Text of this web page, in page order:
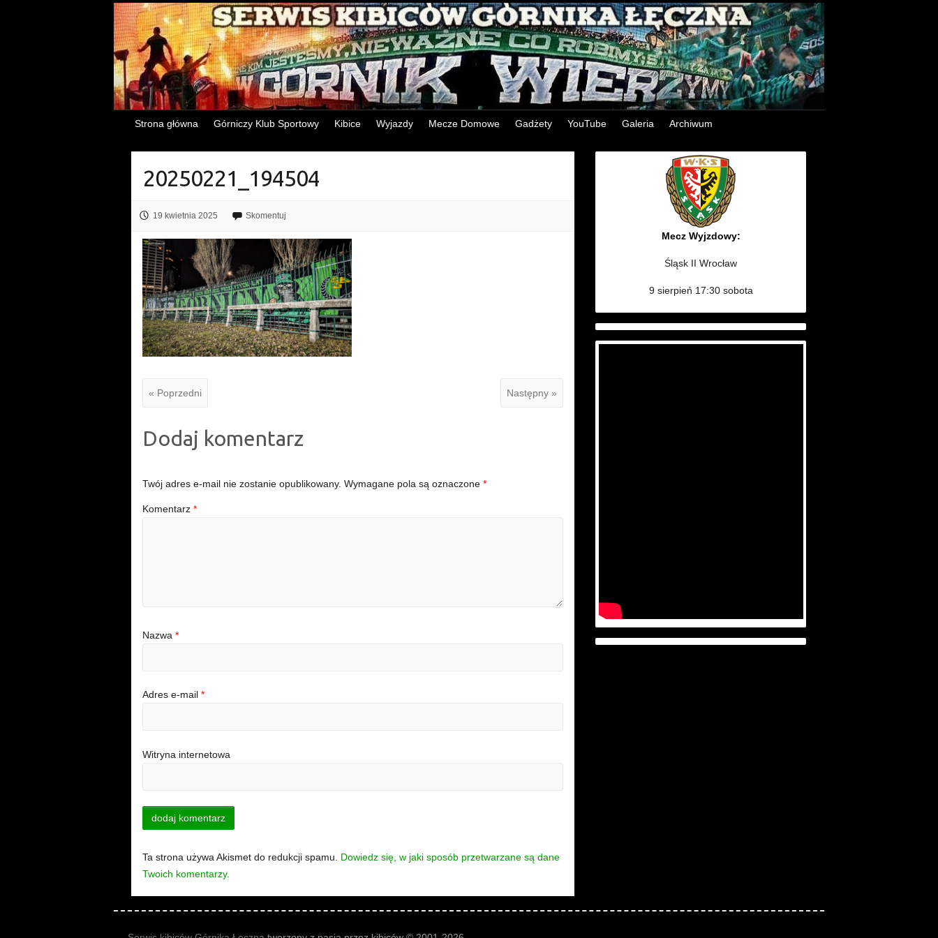
Strona główna Górniczy Klub Sportowy Kibice Wyjazdy Mecze Domowe Gadżety YouTube Galeria Archiwum
20250221_194504
19 kwietnia 2025 Skomentuj
« Poprzedni Następny »
Dodaj komentarz
Twój adres e-mail nie zostanie opublikowany. Wymagane pola są oznaczone*
Komentarz*
Nazwa*
Adres e-mail*
Witryna internetowa
Ta strona używa Akismet do redukcji spamu. Dowiedz się, w jaki sposób przetwarzane są dane
Twoich komentarzy.
Mecz Wyjzdowy:
Śląsk II Wrocław
9 sierpień 17:30 sobota